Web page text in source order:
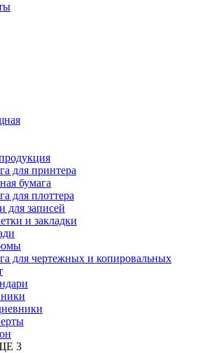
для принтера
бумага
для плоттера
для записей
и закладки
для чертежных и копировальных
3